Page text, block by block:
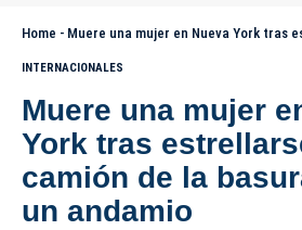
Home - Muere una mujer en Nueva York tras estrellarse un
INTERNACIONALES
Muere una mujer
York tras
camión de la
un andamio